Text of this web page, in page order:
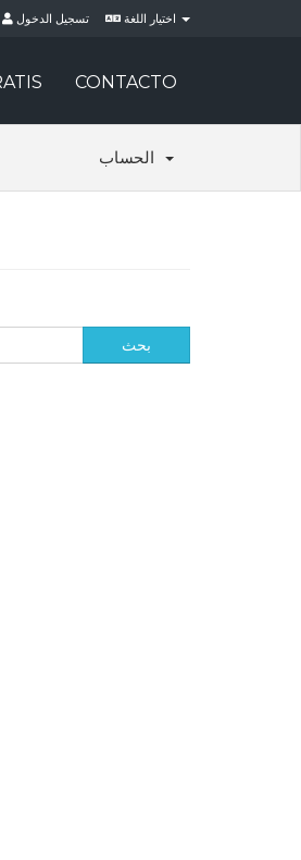
تسجيل الدخول
CONTACTO